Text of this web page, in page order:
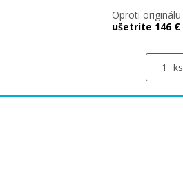
Oproti originálu
ušetríte 146 €
ks